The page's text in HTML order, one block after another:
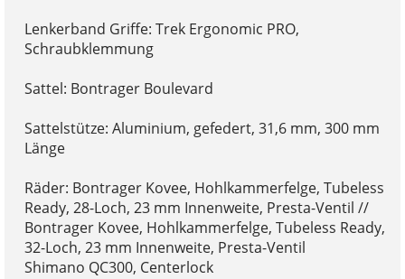
Lenkerband Griffe: Trek Ergonomic PRO,
Schraubklemmung
Sattel: Bontrager Boulevard
Sattelstütze: Aluminium, gefedert, 31,6 mm, 300 mm
Länge
Räder: Bontrager Kovee, Hohlkammerfelge, Tubeless
Ready, 28-Loch, 23 mm Innenweite, Presta-Ventil //
Bontrager Kovee, Hohlkammerfelge, Tubeless Ready,
32-Loch, 23 mm Innenweite, Presta-Ventil
Shimano QC300, Centerlock